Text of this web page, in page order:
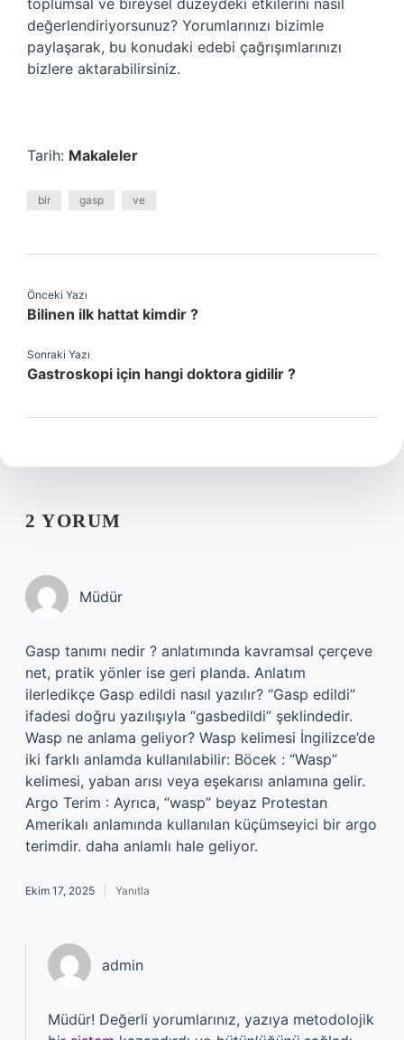
toplumsal ve bireysel düzeydeki etkilerini nasıl
değerlendiriyorsunuz? Yorumlarınızı bizimle
paylaşarak, bu konudaki edebi çağrışımlarınızı
bizlere aktarabilirsiniz.
Tarih: Makaleler
bir gasp ve
Önceki Yazı
Bilinen ilk hattat kimdir ?
Sonraki Yazı
Gastroskopi için hangi doktora gidilir ?
2 YORUM
Müdür
Gasp tanımı nedir ? anlatımında kavramsal çerçeve
net, pratik yönler ise geri planda. Anlatım
ilerledikçe Gasp edildi nasıl yazılır? “Gasp edildi”
ifadesi doğru yazılışıyla “gasbedildi” şeklindedir.
Wasp ne anlama geliyor? Wasp kelimesi İngilizce’de
iki farklı anlamda kullanılabilir: Böcek : “Wasp”
kelimesi, yaban arısı veya eşekarısı anlamına gelir.
Argo Terim : Ayrıca, “wasp” beyaz Protestan
Amerikalı anlamında kullanılan küçümseyici bir argo
terimdir. daha anlamlı hale geliyor.
Ekim 17, 2025 Yanıtla
admin
Müdür! Değerli yorumlarınız, yazıya metodolojik